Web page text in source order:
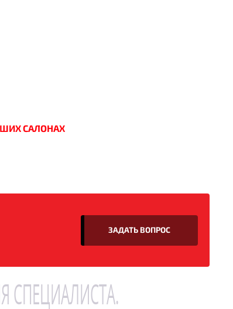
САЛОНАХ
ЗАДАТЬ ВОПРОС